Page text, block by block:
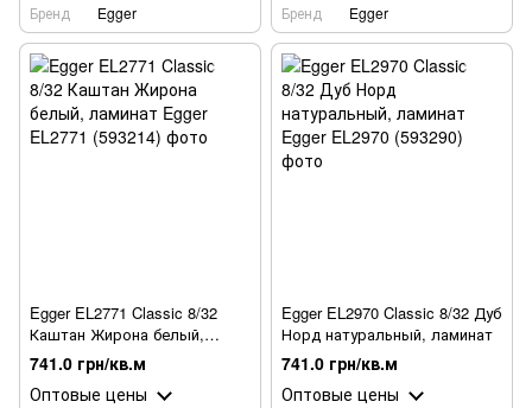
Бренд
Egger
Бренд
Egger
Egger EL2771 Classic 8/32
Каштан Жирона белый,
ламинат
741.0 грн/кв.м
Оптовые цены
Egger EL2970 Classic 8/32 Дуб
Норд натуральный, ламинат
741.0 грн/кв.м
Оптовые цены